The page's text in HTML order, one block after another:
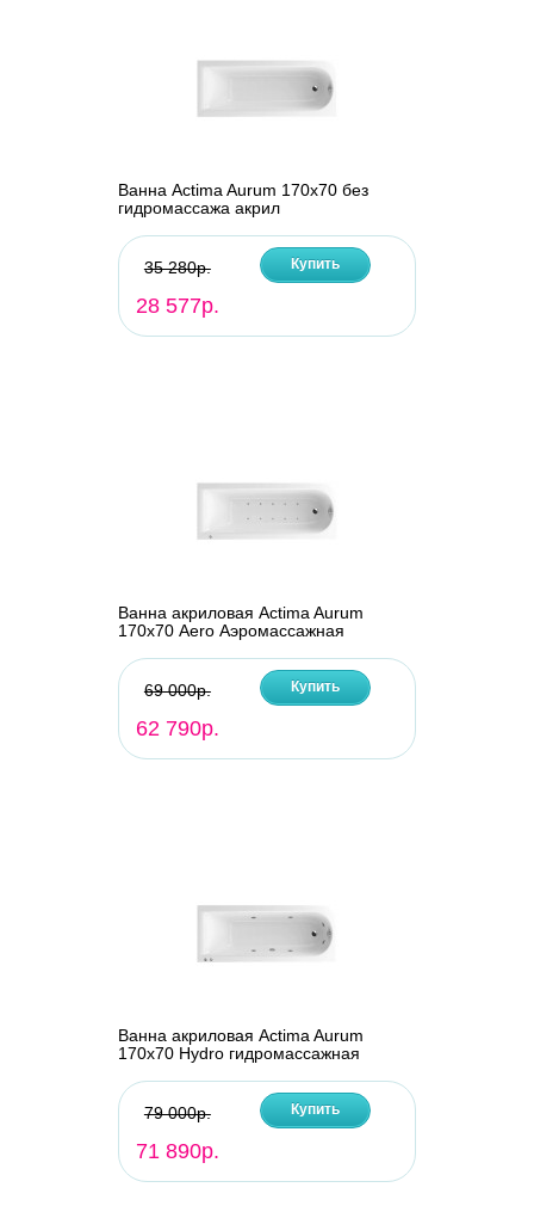
Ванна Actima Aurum 170х70 без
гидромассажа акрил
35 280р.
28 577р.
Купить
Ванна акриловая Actima Aurum
170х70 Aero Аэромассажная
69 000р.
62 790р.
Купить
Ванна акриловая Actima Aurum
170х70 Hydro гидромассажная
79 000р.
71 890р.
Купить